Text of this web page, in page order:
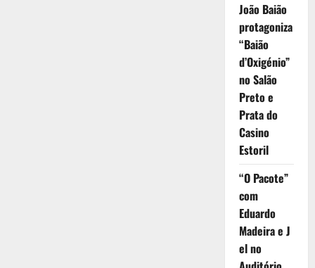
João Baião
protagoniza
“Baião
d’Oxigénio”
no Salão
Preto e
Prata do
Casino
Estoril
“O Pacote”
com
Eduardo
Madeira e J
el no